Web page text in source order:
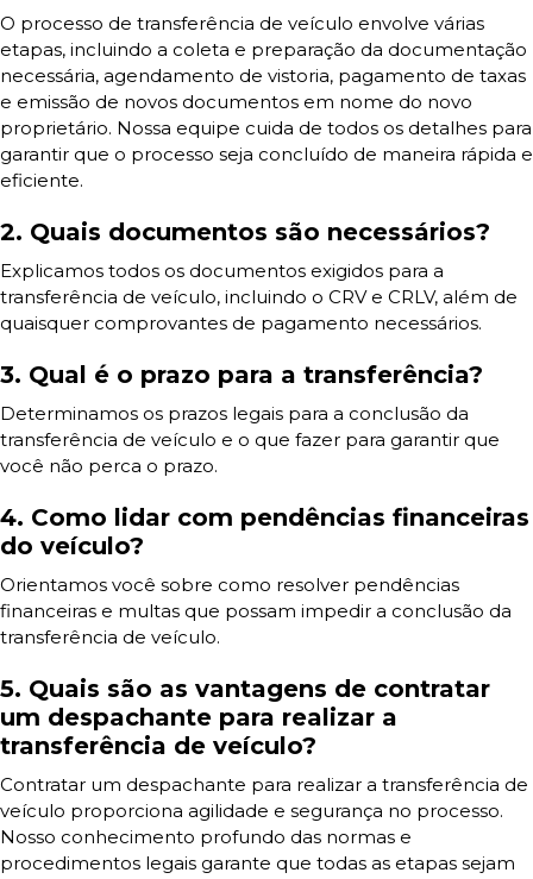
O processo de transferência de veículo envolve várias
etapas, incluindo a coleta e preparação da documentação
necessária, agendamento de vistoria, pagamento de taxas
e emissão de novos documentos em nome do novo
proprietário. Nossa equipe cuida de todos os detalhes para
garantir que o processo seja concluído de maneira rápida e
eficiente.
2. Quais documentos são necessários?
Explicamos todos os documentos exigidos para a
transferência de veículo, incluindo o CRV e CRLV, além de
quaisquer comprovantes de pagamento necessários.
3. Qual é o prazo para a transferência?
Determinamos os prazos legais para a conclusão da
transferência de veículo e o que fazer para garantir que
você não perca o prazo.
4. Como lidar com pendências financeiras
do veículo?
Orientamos você sobre como resolver pendências
financeiras e multas que possam impedir a conclusão da
transferência de veículo.
5. Quais são as vantagens de contratar
um despachante para realizar a
transferência de veículo?
Contratar um despachante para realizar a transferência de
veículo proporciona agilidade e segurança no processo.
Nosso conhecimento profundo das normas e
procedimentos legais garante que todas as etapas sejam